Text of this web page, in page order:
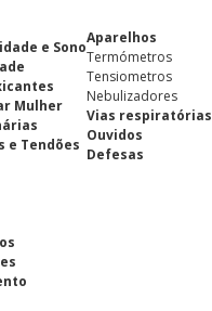
e Sono
Mulher
e Tendões
Aparelhos
Termómetros
Tensiometros
Nebulizadores
Vias respiratórias
Ouvidos
Defesas